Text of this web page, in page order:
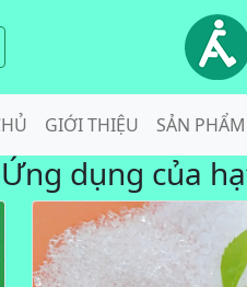
GIỚI THIỆU SẢN PHẨM
Ứng dụng của